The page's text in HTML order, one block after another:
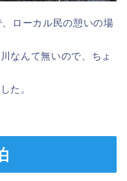
ローカル民の憩いの場
なんて無いので、ちょ
た。